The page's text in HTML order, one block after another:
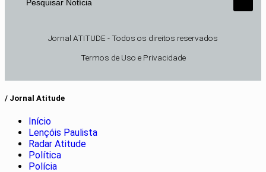
Pesquisar Notícia
Jornal ATITUDE - Todos os direitos reservados
Termos de Uso e Privacidade
/ Jornal Atitude
Início
Lençóis Paulista
Radar Atitude
Política
Polícia